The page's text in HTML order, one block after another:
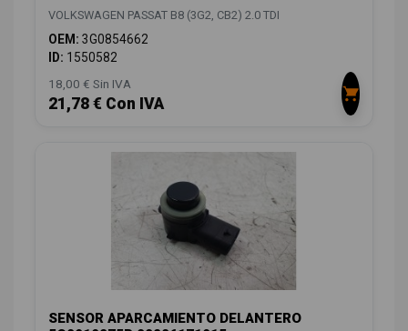
VOLKSWAGEN PASSAT B8 (3G2, CB2) 2.0 TDI
OEM: 3G0854662
ID: 1550582
18,00 € Sin IVA
21,78 € Con IVA
SENSOR APARCAMIENTO DELANTERO